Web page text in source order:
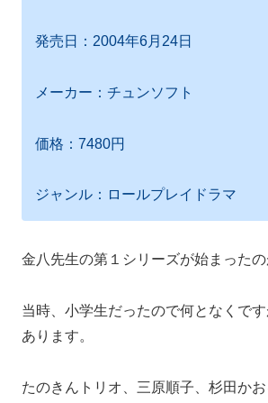
発売日：2004年6月24日
メーカー：チュンソフト
価格：7480円
ジャンル：ロールプレイドラマ
金八先生の第１シリーズが始まったの
当時、小学生だったので何となくで
あります。
たのきんトリオ、三原順子、杉田か